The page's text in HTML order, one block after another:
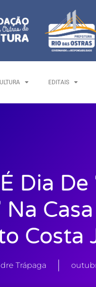
EDITAIS
Dia De
Na
Costa
Trápaga